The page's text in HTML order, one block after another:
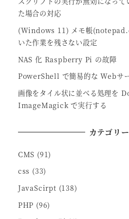
た場合の対応
(Windows 11) メモ帳
いた作業を残さない設定
NAS 化 Raspberry Pi の故障
PowerShell で簡易的な Webサ
画像をタイル状に並べる処理を
ImageMagick で実行する
カテゴリー
CMS (91)
css (33)
JavaScirpt (138)
PHP (96)